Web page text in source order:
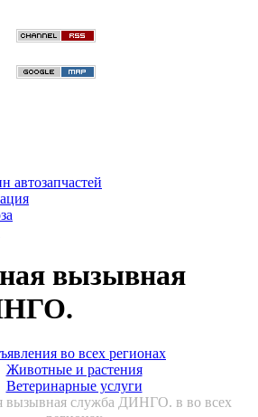
автозапчастей
вызывная
во всех регионах
Животные и растения
Ветеринарные услуги
вызывная служба ДИНГО. в во всех